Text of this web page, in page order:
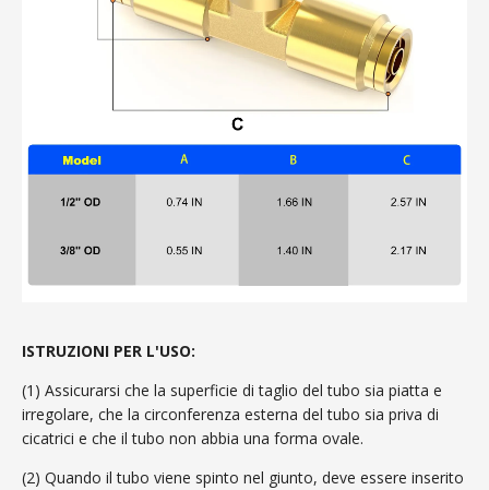
ISTRUZIONI PER L'USO:
(1) Assicurarsi che la superficie di taglio del tubo sia piatta e
irregolare, che la circonferenza esterna del tubo sia priva di
cicatrici e che il tubo non abbia una forma ovale.
(2) Quando il tubo viene spinto nel giunto, deve essere inserito